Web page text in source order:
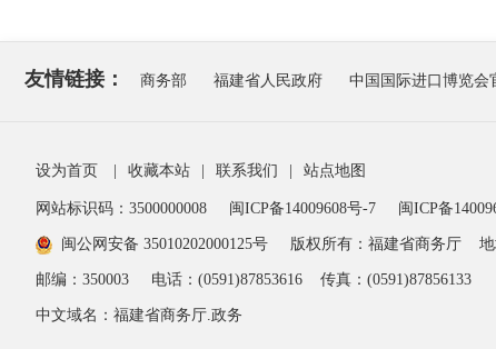
友情链接： 商务部 福建省人民政府 中国国际进口博览会
设为首页 收藏本站 联系我们 站点地图
网站标识码：3500000008 闽ICP备14009608号-7 闽ICP备
闽公网安备 35010202000125号 版权所有：福建省商务厅
邮编：350003 电话：(0591)87853616 传真：(0591)87856133
中文域名：福建省商务厅.政务